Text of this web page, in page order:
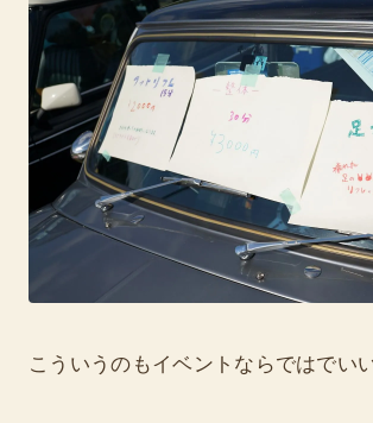
こういうのもイベントならではでい